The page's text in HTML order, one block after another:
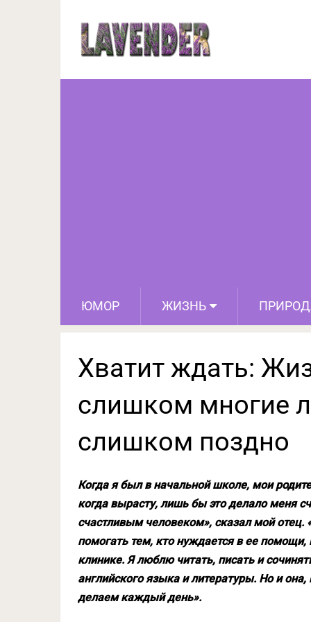
ЮМОР ЖИЗНЬ
Хватит ждать:
Хватит ждать:
слишком многие
слишком поздно
Когда я был в начальной школе, мои
когда вырасту, лишь бы это делало меня
счастливым человеком», сказал мой отец.
помогать тем, кто нуждается в ее помощи,
клинике. Я люблю читать, писать и
английского языка и литературы. Но и
делаем каждый день».